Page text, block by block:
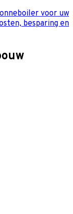
voor uw
besparing en